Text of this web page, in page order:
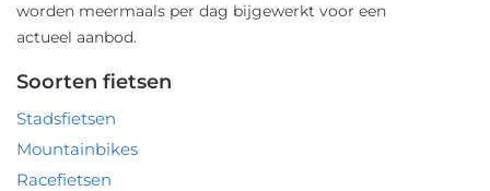
worden meermaals per dag bijgewerkt voor een
actueel aanbod.
Soorten fietsen
Stadsfietsen
Mountainbikes
Racefietsen